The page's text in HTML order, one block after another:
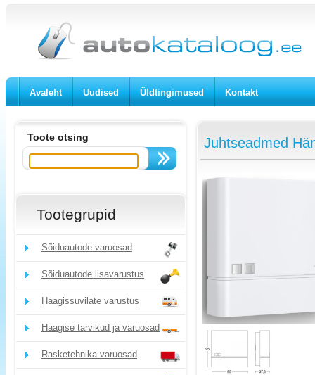
Avaleht Uudised Üldtingimused Kontakt
Toote otsing
Tootegrupid
Sõiduautode varuosad
Sõiduautode lisavarustus
Haagissuvilate varustus
Haagise tarvikud ja varuosad
Rasketehnika varuosad
Juhtseadmed